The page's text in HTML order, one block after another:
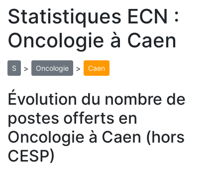
Statistiques ECN :
Oncologie à Caen
S > Oncologie > Caen
Évolution du nombre de
postes offerts en
Oncologie à Caen (hors
CESP)